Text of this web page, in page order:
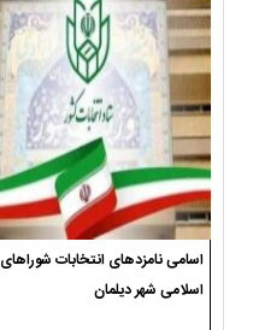
اسامی نامزدهای انتخابات شوراهای
اسلامی شهر دیلمان